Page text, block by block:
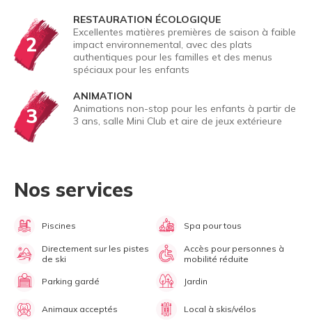
2
RESTAURATION ÉCOLOGIQUE
Excellentes matières premières de saison à faible
impact environnemental, avec des plats
authentiques pour les familles et des menus
spéciaux pour les enfants
3
ANIMATION
Animations non-stop pour les enfants à partir de
3 ans, salle Mini Club et aire de jeux extérieure
Nos services
Piscines Spa pour tous
Directement sur les pistes
de ski
Accès pour personnes à
mobilité réduite
Parking gardé Jardin
Animaux acceptés Local à skis/vélos